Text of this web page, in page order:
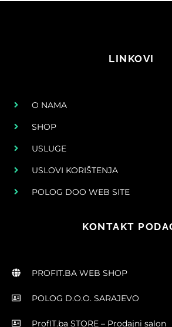
LINKOVI
O NAMA
SHOP
USLUGE
USLOVI KORIŠTENJA
POLOG DOO WEB SITE
KONTAKT
PROFIT.BA WEB SHOP
POLOG D.O.O. SARAJEVO
ProfIT.ba STORE – Prodajni salon